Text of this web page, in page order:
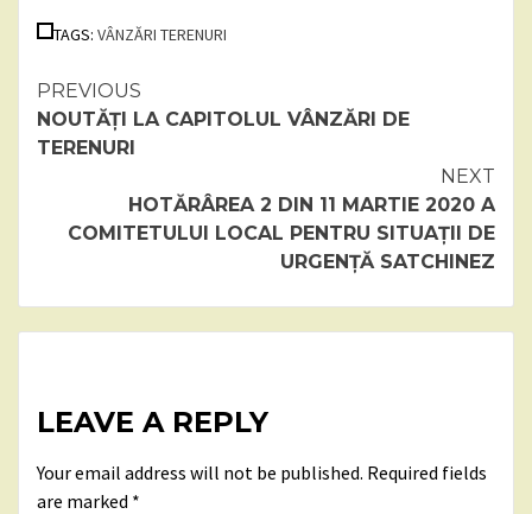
TAGS: VÂNZĂRI TERENURI
Continue
Reading
PREVIOUS
NOUTĂȚI LA CAPITOLUL VÂNZĂRI DE
TERENURI
NEXT
HOTĂRÂREA 2 DIN 11 MARTIE 2020 A
COMITETULUI LOCAL PENTRU SITUAȚII DE
URGENȚĂ SATCHINEZ
LEAVE A REPLY
Your email address will not be published. Required fields
are marked *